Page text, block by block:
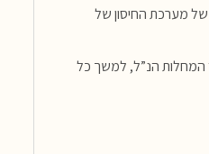
של מערכת החיסון של
המחלות הנ”ל, למשך כל